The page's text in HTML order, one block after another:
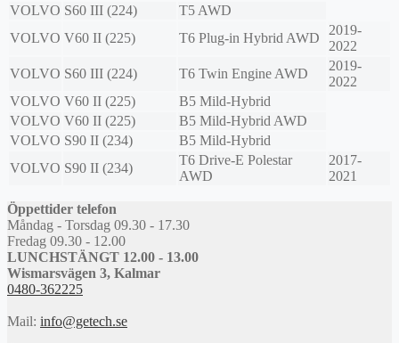
VOLVO S60 III (224)
T5 AWD
VOLVO V60 II (225) T6 Plug-in Hybrid AWD
2019-
2022
VOLVO S60 III (224) T6 Twin Engine AWD
2019-
2022
VOLVO V60 II (225)
B5 Mild-Hybrid
VOLVO V60 II (225)
B5 Mild-Hybrid AWD
VOLVO S90 II (234)
B5 Mild-Hybrid
VOLVO S90 II (234)
T6 Drive-E Polestar
AWD
2017-
2021
Öppettider telefon
Måndag - Torsdag 09.30 - 17.30
Fredag 09.30 - 12.00
LUNCHSTÄNGT 12.00 - 13.00
Wismarsvägen 3, Kalmar
0480-362225
Mail: info@getech.se